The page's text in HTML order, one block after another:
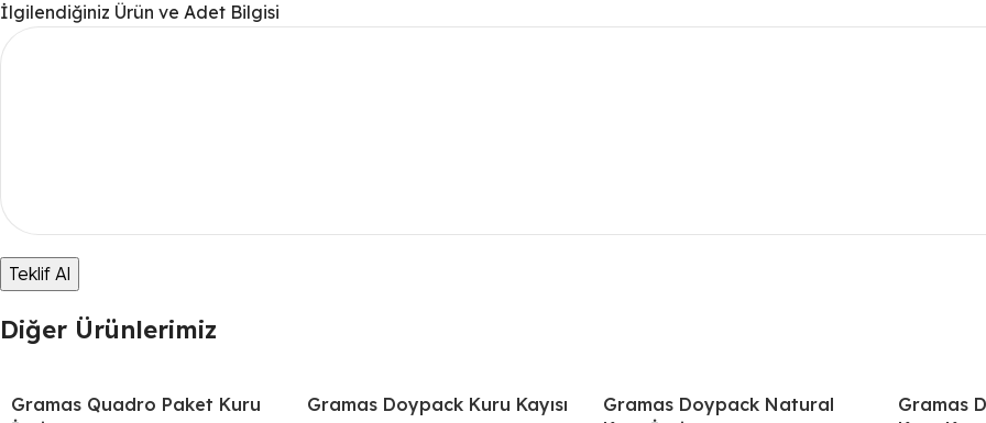
İlgilendiğiniz Ürün ve Adet Bilgisi
Diğer Ürünlerimiz
Gramas Quadro Paket Kuru
Gramas Doypack Kuru Kayısı
Gramas Doypack Natural
Gramas